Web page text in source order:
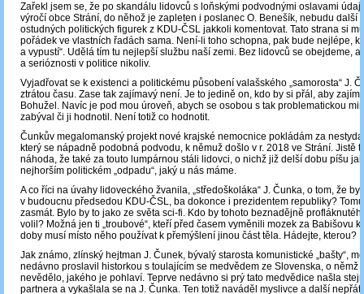
Zařekl jsem se, že po skandálu lidovců s loňskými podvodnými oslavami
výročí obce Strání, do něhož je zapleten i poslanec O. Benešík, nebudu další
ostudných politických figurek z KDU-ČSL jakkoli komentovat. Tato strana si
pořádek ve vlastních řadách sama. Není-li toho schopna, pak bude nejlépe,
a vypustí“. Udělá tím tu nejlepší službu naší zemi. Bez lidovců se obejdeme,
a serióznosti v politice nikoliv.
Vyjadřovat se k existenci a politickému působení valašského „samorosta“ J.
ztrátou času. Zase tak zajímavý není. Je to jedině on, kdo by si přál, aby
Bohužel. Navíc je pod mou úroveň, abych se osobou s tak problematickou
zabýval či ji hodnotil. Není totiž co hodnotit.
Čunkův megalomanský projekt nové krajské nemocnice pokládám za
který se nápadně podobná podvodu, k němuž došlo v r. 2018 ve Strání. Jistě
náhoda, že také za touto lumpárnou stáli lidovci, o nichž již delší dobu píšu
nejhorším politickém „odpadu“, jaký u nás máme.
A co říci na úvahy lidoveckého žvanila, „středoškoláka“ J. Čunka, o tom, že by
v budoucnu předsedou KDU-ČSL, ba dokonce i prezidentem republiky?
zasmát. Bylo by to jako ze světa sci-fi. Kdo by tohoto beznadějně
volil? Možná jen ti „troubové“, kteří před časem vyměnili mozek za Babišovu
doby musí místo něho používat k přemýšlení jinou část těla. Hádejte, kterou?
Jak známo, zlínský hejtman J. Čunek, bývalý starosta komunistické „bašty“,
nedávno proslavil historkou s toulajícím se medvědem ze Slovenska, o němž
nevědělo, jakého je pohlaví. Teprve nedávno si prý tato medvědice našla
partnera a vykašlala se na J. Čunka. Ten totiž naváděl myslivce a další